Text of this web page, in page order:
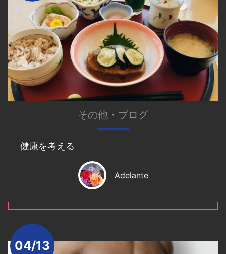
その他 ・ ブログ
健康を考える
Adelante
04/13